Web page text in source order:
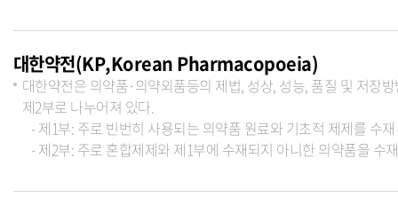
대한약전(KP,Korean Pharmacopoeia)
대한약전은 의약품·의약외품등의 제법, 성상, 성능, 품질 및 저장
제2부로 나누어져 있다.
- 제1부: 주로 빈번히 사용되는 의약품 원료와 기초적 제제를 수재
- 제2부: 주로 혼합제제와 제1부에 수재되지 아니한 의약품을 수재